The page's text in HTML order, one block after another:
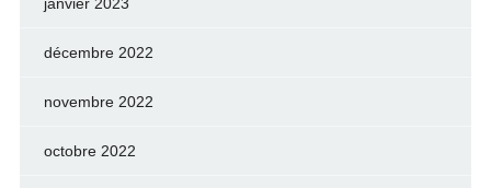
décembre 2022
novembre 2022
octobre 2022